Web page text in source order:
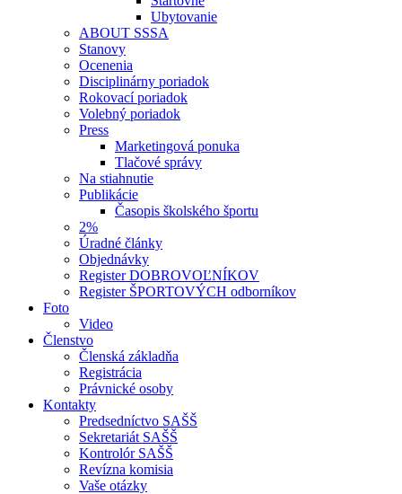
Ubytovanie
ABOUT SSSA
Stanovy
Ocenenia
Disciplinárny poriadok
Rokovací poriadok
Volebný poriadok
Press
Marketingová ponuka
Tlačové správy
Na stiahnutie
Publikácie
Časopis školského športu
2%
Úradné články
Objednávky
Register DOBROVOĽNÍKOV
Register ŠPORTOVÝCH odborníkov
Foto
Video
Členstvo
Členská základňa
Registrácia
Právnické osoby
Kontakty
Predsedníctvo SAŠŠ
Sekretariát SAŠŠ
Kontrolór SAŠŠ
Revízna komisia
Vaše otázky